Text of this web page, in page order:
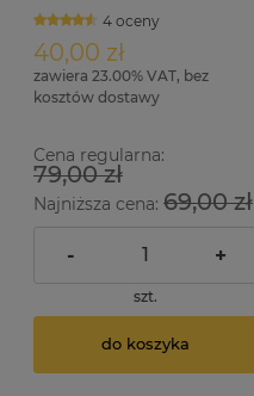
czarna
4 oceny
40,00 zł
zawiera 23.00% VAT, bez
kosztów dostawy
Cena regularna:
79,00 zł
Najniższa cena: 69,00 zł
- +
szt.
do koszyka